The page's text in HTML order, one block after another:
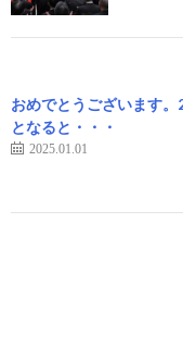
おめでとうございます
となると・・・
2025.01.01